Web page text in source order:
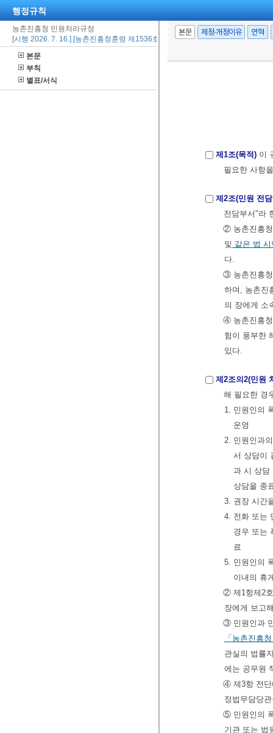
행정규칙
농촌진흥청 민원처리규정
[시행 2026. 7. 16.] [농촌진흥청훈령 제1536호, 2026. 7. 16., 일부개정]
본문
부칙
별표/서식
본문 제정·개정이유 연혁
제1조(목적) 이
필요한 사항
제2조(민원 전
전담부서"라
② 농촌진흥
및 같은 법 시
다.
③ 농촌진흥청
하며, 농촌진
의 장에게 소
④ 농촌진흥
험이 풍부한
있다.
제2조의2(민원
해 필요한 경
1. 민원인의
운영
2. 민원인과
서 상담이
과 시 상담
상담을 종
3. 권장 시간
4. 전화 또는
경우 또는
료
5. 민원인의
이내의 휴
② 제1항제2
장에게 보고
③ 민원인과
「농촌진흥
관실의 법률
에는 공무원
④ 제3항 전단
정법무담당
⑤ 민원인의
기관 또는 법